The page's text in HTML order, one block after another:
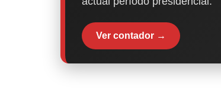
Ver contador →